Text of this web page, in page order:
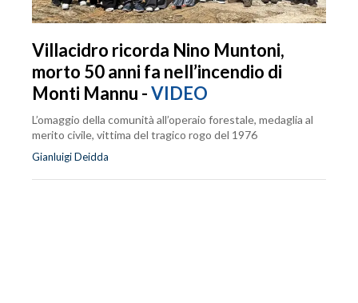
Villacidro ricorda Nino Muntoni,
morto 50 anni fa nell’incendio di
Monti Mannu -VIDEO
L’omaggio della comunità all’operaio forestale, medaglia al
merito civile, vittima del tragico rogo del 1976
Gianluigi Deidda